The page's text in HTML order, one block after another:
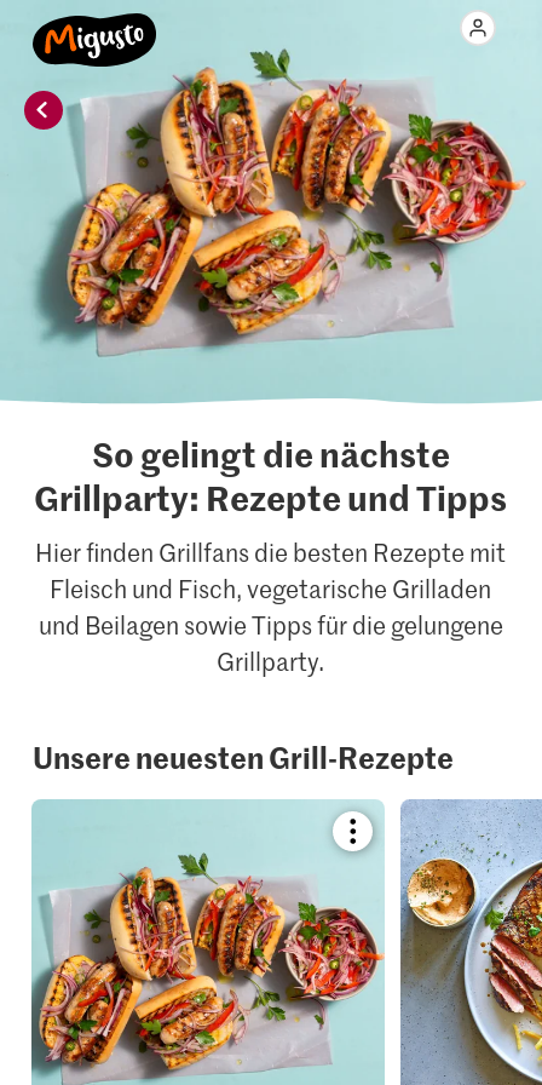
So gelingt die nächste
Grillparty: Rezepte und Tipps
Hier finden Grillfans die besten Rezepte mit
Fleisch und Fisch, vegetarische Grilladen
und Beilagen sowie Tipps für die gelungene
Grillparty.
Unsere neuesten Grill-Rezepte
Bookmark
recipe
it
to
your
collections.